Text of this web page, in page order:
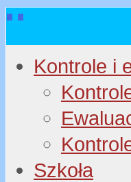
Kontrole i
Szkoła